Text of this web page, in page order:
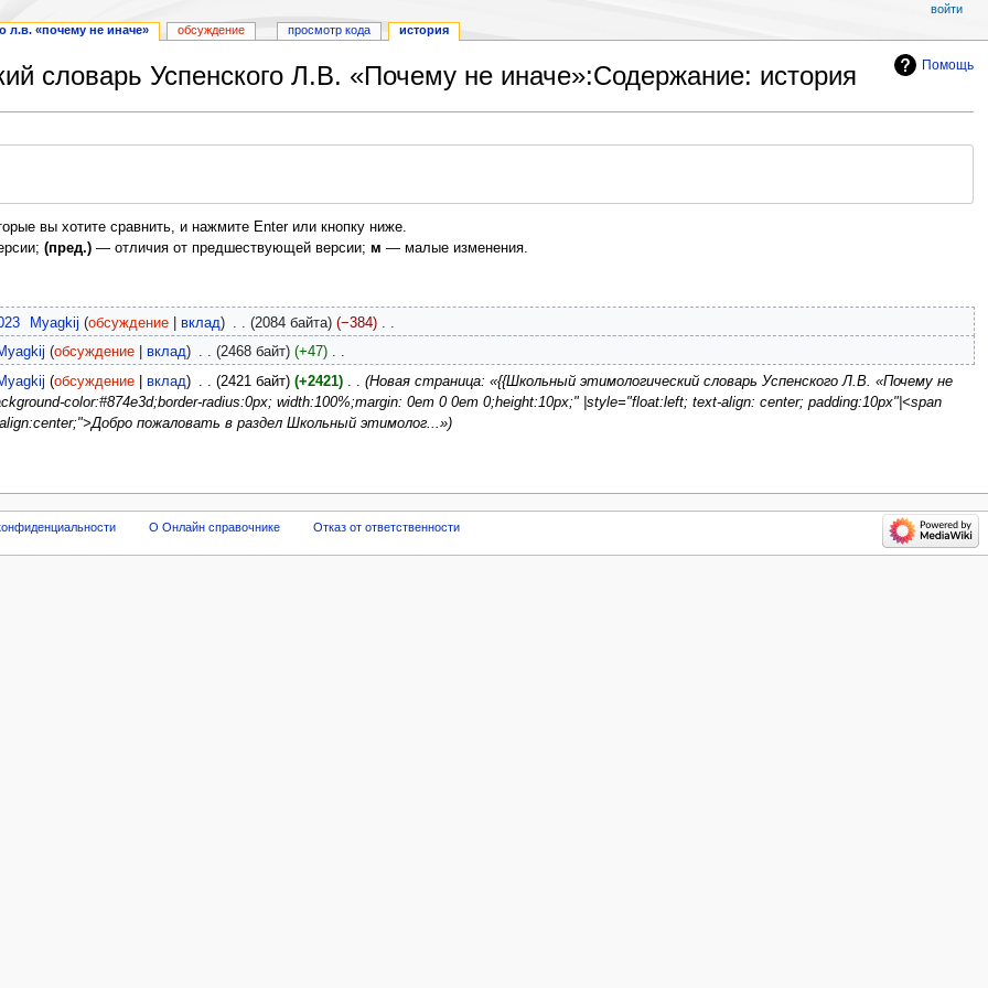
Помощь
словарь Успенского Л.В. «Почему не иначе»:Содержание: история
вы хотите сравнить, и нажмите Enter или кнопку ниже.
(пред.)— отличия от предшествующей версии; м — малые изменения.
‎ Myagkij обсуждение вклад 2084 байта −384 ‎
обсуждение вклад 2468 байт +47 ‎
обсуждение вклад 2421 байт +2421 ‎
Новая страница: «{{Школьный этимологический словарь Успенского Л.В. «Почему не
color:#874e3d;border-radius:0px; width:100%;margin: 0em 0 0em 0;height:10px;" |style="float:left; text-align: center; padding:10px"|<span
пожаловать в раздел Школьный этимолог...»
л.в. «почему не иначе» обсуждение просмотр кода история
войти
О Онлайн справочнике Отказ от ответственности